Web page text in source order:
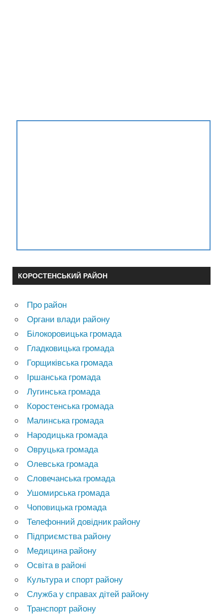
КОРОСТЕНСЬКИЙ РАЙОН
Про район
Органи влади району
Білокоровицька громада
Гладковицька громада
Горщиківська громада
Іршанська громада
Лугинська громада
Коростенська громада
Малинська громада
Народицька громада
Овруцька громада
Олевська громада
Словечанська громада
Ушомирська громада
Чоповицька громада
Телефонний довідник району
Підприємства району
Медицина району
Освіта в районі
Культура и спорт району
Служба у справах дітей району
Транспорт району